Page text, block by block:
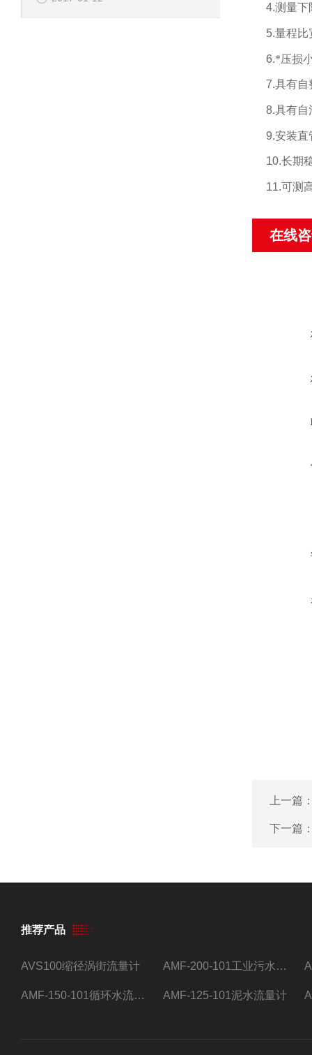
4.测量下
5.量程比
6.*压损
7.具有自
8.具有自
9.安装直
10.长期
11.可测
在线
上一篇
下一篇
推荐产品
AVS100缩径涡街流量计 AMF-200-101工业污水流量计
AMF-150-101循环水流量计,电磁流量计 AMF-125-101泥水流量计